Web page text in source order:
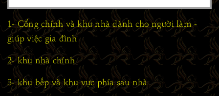
1- Cổng chính và khu nhà dành cho người làm -
giúp việc gia đình
2- khu nhà chính
3- khu bếp và khu vực phía sau nhà